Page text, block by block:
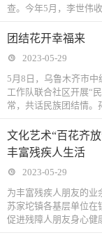
查。今年5月，李世伟
团结花开幸福来
2023-05-29
5月8日，乌鲁木齐市中
工作队联合社区开展“
常，共话民族团结情。
文化艺术“百花齐
丰富残疾人生活
2023-05-29
为丰富残疾人朋友的业
苏家坨镇各基层单位在
促进残障人朋友身心健